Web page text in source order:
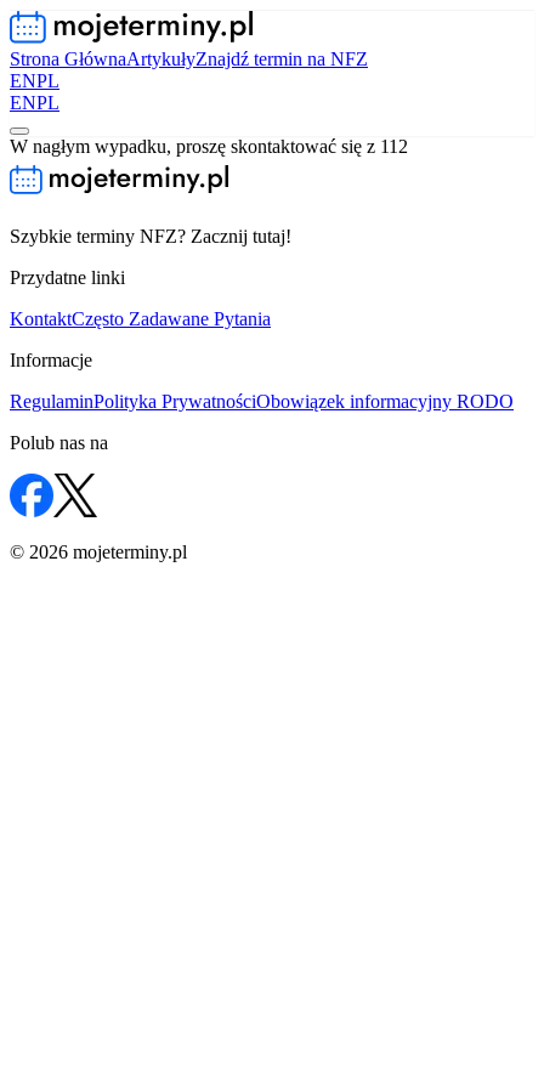
Strona GłównaArtykułyZnajdź termin na NFZ
ENPL
ENPL
W nagłym wypadku, proszę skontaktować się z 112
Szybkie terminy NFZ? Zacznij tutaj!
Przydatne linki
KontaktCzęsto Zadawane Pytania
Informacje
RegulaminPolityka PrywatnościObowiązek informacyjny RODO
Polub nas na
© 2026 mojeterminy.pl